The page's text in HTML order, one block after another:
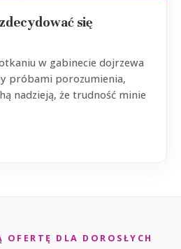
się
w gabinecie dojrzewa
próbami porozumienia,
nadzieją, że trudność minie
DLA DOROSŁYCH